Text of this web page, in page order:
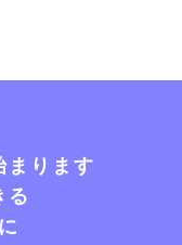
まります
る